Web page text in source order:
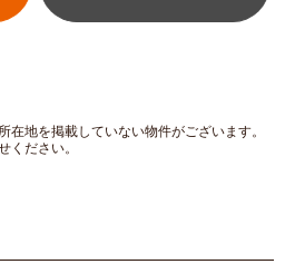
在地を掲載していない物件がございます。
ください。